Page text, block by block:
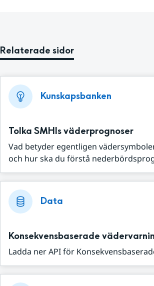
Relaterade sidor
Kunskapsbanken
Tolka SMHIs väderprognoser
Vad betyder egentligen
och hur ska du förstå
Data
Konsekvensbaserade
Ladda ner API för